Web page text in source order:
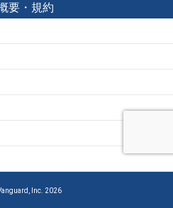
要・規約
Inc. 2026